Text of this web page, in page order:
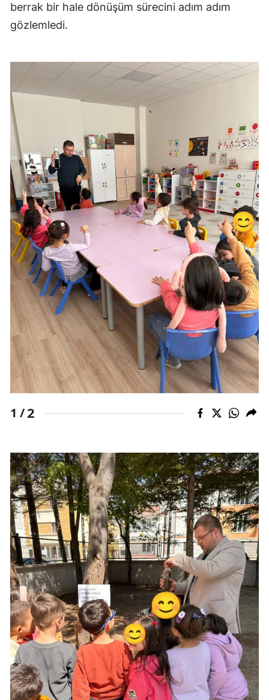
Gümüşhane
Isparta
Mersin
İstanbul
İzmir
Kars
Kastamonu
Kayseri
Kırklareli
Kırşehir
Kocaeli
Konya
Kütahya
Manisa
Kahramanmaraş
Mardin
Muğla
Muş
Nevşehir
Niğde
Ordu
Sakarya
berrak bir hale dönüşüm sürecini adım adım
gözlemledi.
1 /2